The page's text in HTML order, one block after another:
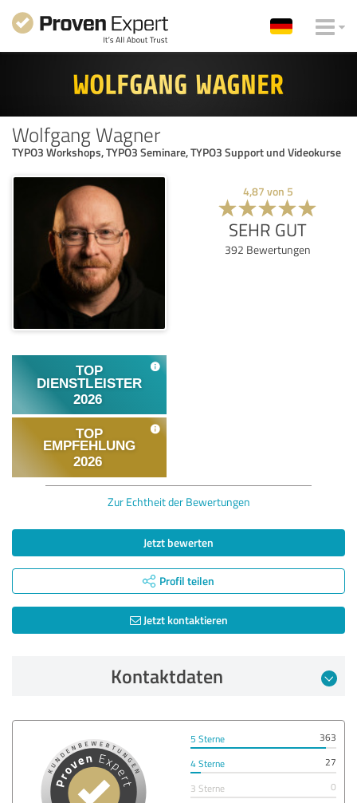
Wolfgang Wagner
TYPO3 Workshops, TYPO3 Seminare, TYPO3 Support und Videokurse
4,87 von 5
SEHR GUT
392 Bewertungen
Zur Echtheit der Bewertungen
Jetzt bewerten
Profil teilen
Jetzt kontaktieren
Kontaktdaten
5 Sterne
363
4 Sterne
27
3 Sterne
0